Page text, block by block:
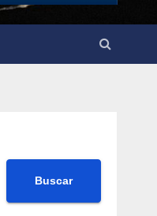
Buscar